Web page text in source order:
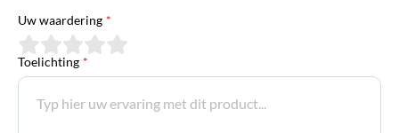
Uw waardering *
Toelichting *